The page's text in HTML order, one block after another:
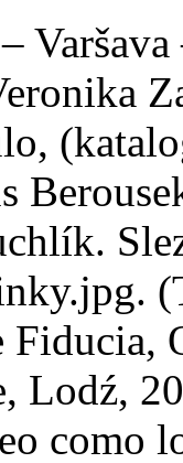
Fiducia,
Lodź,
como